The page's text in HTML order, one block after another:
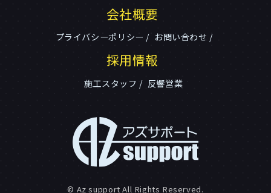
会社概要
プライバシーポリシー お問い合わせ
採用情報
施工スタッフ 反響営業
© Az support All Rights Reserved.